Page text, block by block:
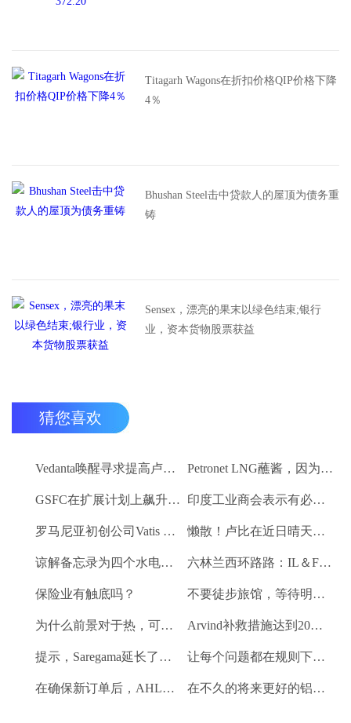
Titagarh Wagons在折扣价格QIP价格下降
4％
Bhushan Steel击中贷款人的屋顶为债务重
铸
Sensex，漂亮的果末以绿色结束;银行
业，资本货物股票获益
猜您喜欢
Vedanta唤醒寻求提高卢比。25-30亿卢比 Petronet LNG蘸酱，因为RBI禁令新鲜FII购买
GSFC在扩展计划上飙升2％ 印度工业商会表示有必要进一步推动家庭消费和私人投资
罗马尼亚初创公司Vatis Tech为其人工智能在线语音识别平台筹集了20万欧元 懒散！卢比在近日晴天结束
谅解备忘录为四个水电项目的发展，总容量为293兆瓦 六林兰西环路路：IL＆FS运输汇编2％
保险业有触底吗？ 不要徒步旅馆，等待明确的工资和价格通胀迹象，IMF告诉喂养
为什么前景对于热，可再生和石油和天然气项目稳定？ Arvind补救措施达到20％的上路
提示，Saregama延长了强大的卷 让每个问题都在规则下讨论议会：PM Modi.
在确保新订单后，AHLUWALIA合同率获3％ 在不久的将来更好的铝业股票的时间？